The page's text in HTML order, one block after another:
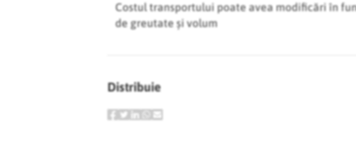
Costul transportului poate avea modificări în
de greutate și volum
Distribuie